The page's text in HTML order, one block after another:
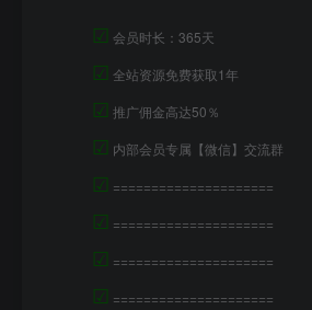
☑ 会员时长：365天
☑ 全站资源免费获取1年
☑ 推广佣金高达50％
☑ 内部会员专属【微信】交流群
☑ =====================
☑ =====================
☑ =====================
☑ =====================